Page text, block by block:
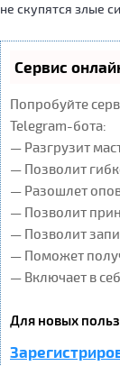
не скупятся злые
Сервис
Попробуйте
Telegram-бота:
— Разгрузит
— Позволит
— Разошлет
— Позволит
— Позволит
— Поможет
— Включает в
Для новых